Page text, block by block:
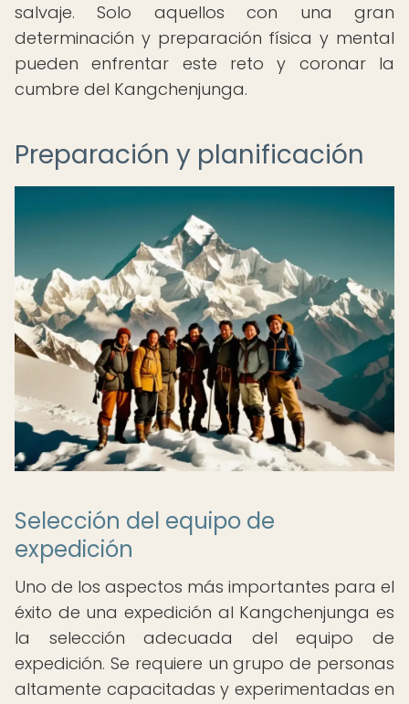
salvaje. Solo aquellos con una gran
determinación y preparación física y mental
pueden enfrentar este reto y coronar la
cumbre del Kangchenjunga.
Preparación y planificación
Selección del equipo de
expedición
Uno de los aspectos más importantes para el
éxito de una expedición al Kangchenjunga es
la selección adecuada del equipo de
expedición. Se requiere un grupo de personas
altamente capacitadas y experimentadas en